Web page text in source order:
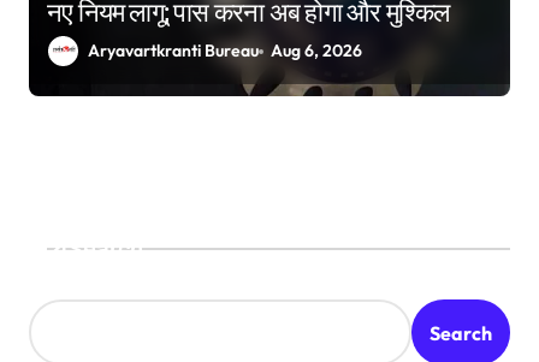
नए नियम लागू; पास करना अब होगा और मुश्किल
Aryavartkranti Bureau Aug 6, 2026
Search
Search